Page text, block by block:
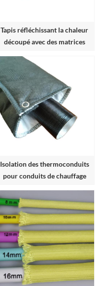
Tapis réfléchissant la chaleur
découpé avec des matrices
Isolation des thermoconduits
pour conduits de chauffage